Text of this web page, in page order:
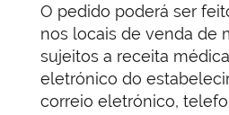
O pedido poderá ser
nos locais de venda de
sujeitos a receita
eletrónico do
correio eletrónico,